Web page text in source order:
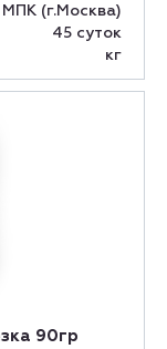
(г.Москва)
45 суток
кг
90гр